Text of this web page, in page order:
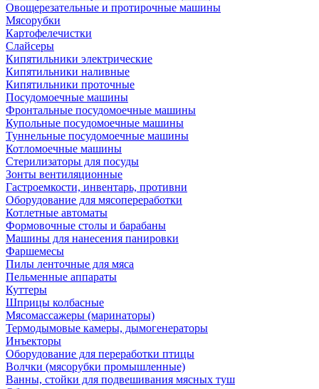
Овощерезательные и протирочные машины
Мясорубки
Картофелечистки
Слайсеры
Кипятильники электрические
Кипятильники наливные
Кипятильники проточные
Посудомоечные машины
Фронтальные посудомоечные машины
Купольные посудомоечные машины
Туннельные посудомоечные машины
Котломоечные машины
Стерилизаторы для посуды
Зонты вентиляционные
Гастроемкости, инвентарь, противни
Оборудование для мясопереработки
Котлетные автоматы
Формовочные столы и барабаны
Машины для нанесения панировки
Фаршемесы
Пилы ленточные для мяса
Пельменные аппараты
Куттеры
Шприцы колбасные
Мясомассажеры (маринаторы)
Термодымовые камеры, дымогенераторы
Инъекторы
Оборудование для переработки птицы
Волчки (мясорубки промышленные)
Ванны, стойки для подвешивания мясных туш